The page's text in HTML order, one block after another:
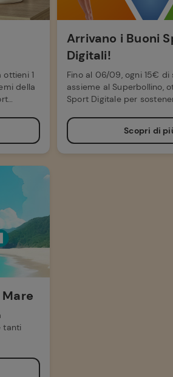
1
della
Arrivano i Buoni
Digitali!
Fino al 06/09, ogni 15€ di
assieme al Superbollino,
Sport Digitale per
Scopri di
tanti